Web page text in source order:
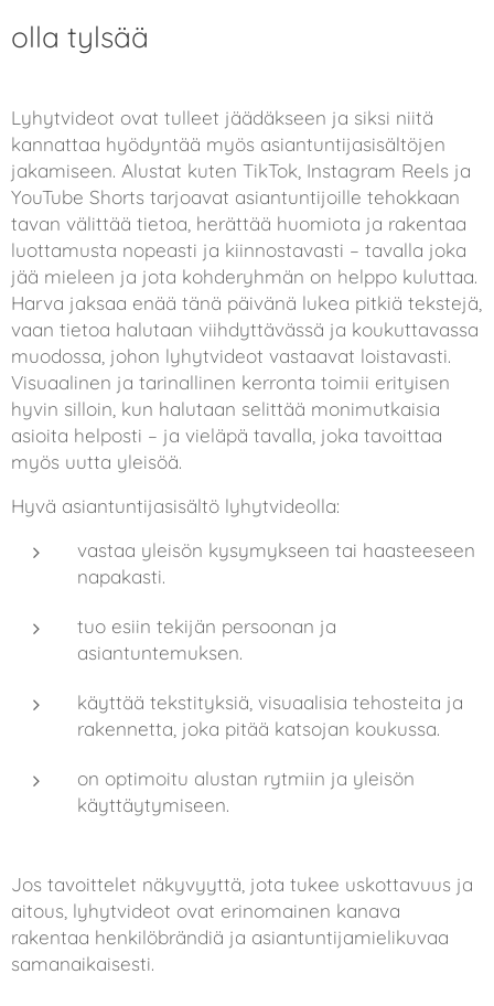
olla tylsää
Lyhytvideot ovat tulleet jäädäkseen ja siksi niitä
kannattaa hyödyntää myös asiantuntijasisältöjen
jakamiseen. Alustat kuten TikTok, Instagram Reels ja
YouTube Shorts tarjoavat asiantuntijoille tehokkaan
tavan välittää tietoa, herättää huomiota ja rakentaa
luottamusta nopeasti ja kiinnostavasti – tavalla joka
jää mieleen ja jota kohderyhmän on helppo kuluttaa.
Harva jaksaa enää tänä päivänä lukea pitkiä tekstejä,
vaan tietoa halutaan viihdyttävässä ja koukuttavassa
muodossa, johon lyhytvideot vastaavat loistavasti.
Visuaalinen ja tarinallinen kerronta toimii erityisen
hyvin silloin, kun halutaan selittää monimutkaisia
asioita helposti – ja vieläpä tavalla, joka tavoittaa
myös uutta yleisöä.
Hyvä asiantuntijasisältö lyhytvideolla:
vastaa yleisön kysymykseen tai haasteeseen
napakasti.
tuo esiin tekijän persoonan ja
asiantuntemuksen.
käyttää tekstityksiä, visuaalisia tehosteita ja
rakennetta, joka pitää katsojan koukussa.
on optimoitu alustan rytmiin ja yleisön
käyttäytymiseen.
Jos tavoittelet näkyvyyttä, jota tukee uskottavuus ja
aitous, lyhytvideot ovat erinomainen kanava
rakentaa henkilöbrändiä ja asiantuntijamielikuvaa
samanaikaisesti.